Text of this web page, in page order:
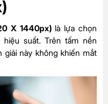
X 1440px)là lựa chọn
suất. Trên tấm nền
giải này không khiến mắt